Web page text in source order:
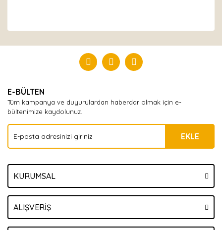
Yorum Yaz
E-BÜLTEN
Tüm kampanya ve duyurulardan haberdar olmak için e-
bültenimize kaydolunuz.
EKLE
KURUMSAL
ALIŞVERİŞ